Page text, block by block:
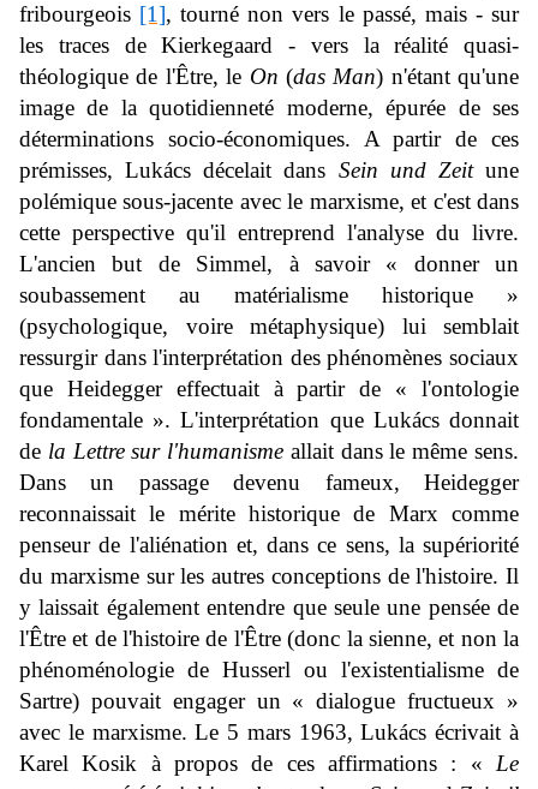
fribourgeois [1], tourné non vers le passé, mais - sur
les traces de Kierkegaard - vers la réalité quasi-
théologique de l'Être, le On (das Man) n'étant qu'une
image de la quotidienneté moderne, épurée de ses
déterminations socio-économiques. A partir de ces
prémisses, Lukács décelait dans Sein und Zeitune
polémique sous-jacente avec le marxisme, et c'est dans
cette perspective qu'il entreprend l'analyse du livre.
L'ancien but de Simmel, à savoir « donner un
soubassement au matérialisme historique »
(psychologique, voire métaphysique) lui semblait
ressurgir dans l'interprétation des phénomènes sociaux
que Heidegger effectuait à partir de « l'ontologie
fondamentale ». L'interprétation que Lukács donnait
de la Lettre sur l'humanisme allait dans le même sens.
Dans un passage devenu fameux, Heidegger
reconnaissait le mérite historique de Marx comme
penseur de l'aliénation et, dans ce sens, la supériorité
du marxisme sur les autres conceptions de l'histoire. Il
y laissait également entendre que seule une pensée de
l'Être et de l'histoire de l'Être (donc la sienne, et non la
phénoménologie de Husserl ou l'existentialisme de
Sartre) pouvait engager un « dialogue fructueux »
avec le marxisme. Le 5 mars 1963, Lukács écrivait à
Karel Kosik à propos de ces affirmations : « Le